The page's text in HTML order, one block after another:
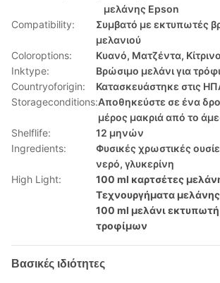
μελάνης Epson
Compatibility:
Συμβατό με εκτυπωτές
μελανιού
Coloroptions:
Κυανό, Ματζέντα,
Inktype:
Βρώσιμο μελάνι για
Countryoforigin:
Κατασκευάστηκε στις
Storageconditions:Αποθηκεύστε σε ένα
μέρος μακριά από το
Shelflife:
12 μηνών
Ingredients:
Φυσικές χρωστικές
νερό, γλυκερίνη
High Light:
100 ml καρτσέτες
Τεχνουργήματα μελάνης
100 ml μελάνι
τροφίμων
Βασικές ιδιότητες